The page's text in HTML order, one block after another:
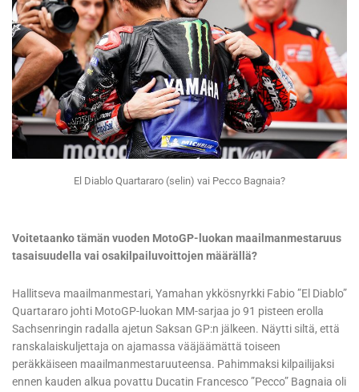
El Diablo Quartararo (selin) vai Pecco Bagnaia?
Voitetaanko tämän vuoden MotoGP-luokan maailmanmestaruus
tasaisuudella vai osakilpailuvoittojen määrällä?
Hallitseva maailmanmestari, Yamahan ykkösnyrkki Fabio ”El Diablo”
Quartararo johti MotoGP-luokan MM-sarjaa jo 91 pisteen erolla
Sachsenringin radalla ajetun Saksan GP:n jälkeen. Näytti siltä, että
ranskalaiskuljettaja on ajamassa vääjäämättä toiseen
peräkkäiseen maailmanmestaruuteensa. Pahimmaksi kilpailijaksi
ennen kauden alkua povattu Ducatin Francesco ”Pecco” Bagnaia oli